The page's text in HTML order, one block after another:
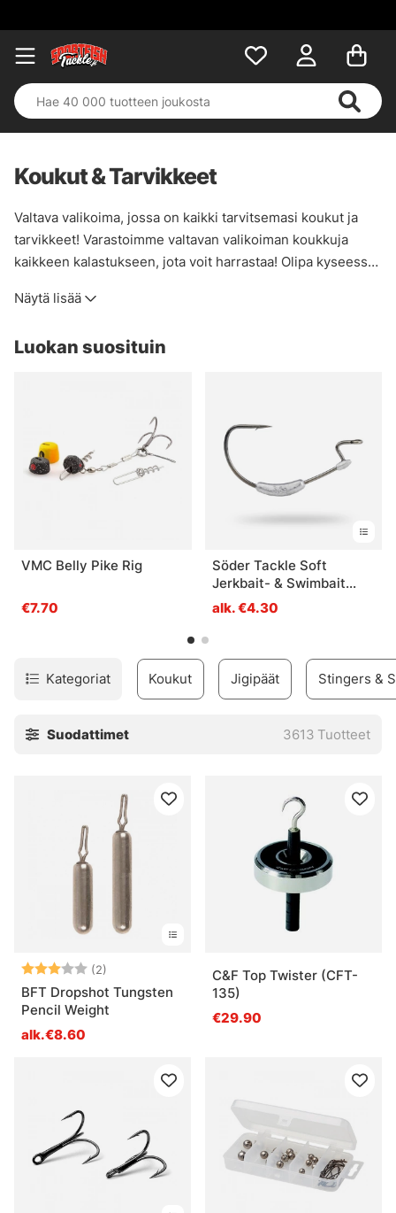
Koukut & Tarvikkeet
Valtava valikoima, jossa on kaikki tarvitsemasi koukut ja
tarvikkeet! Varastoimme valtavan valikoiman koukkuja
kaikkeen kalastukseen, jota voit harrastaa! Olipa kyseessä
kolmoiskoukku, löydät sen tästä kategoriasta!
Täältä löydät myös tarvikkeita kalastuspainojen, vaijerien,
kalastuskokemusta varten!
Näytä lisää
Luokan suosituin
VMC Belly Pike Rig
€7.70
Söder Tackle Soft
Jerkbait- & Swimbait
Hook (3-pack) - 5/0 3,5g
alk. €4.30
Kategoriat Koukut Jigipäät Stingers &
Suodattimet 3613 Tuotteet
Arvio: (2)
3.0 5:sta tähdestä
BFT Dropshot Tungsten
Pencil Weight
alk.€8.60
C&F Top Twister (CFT-
135)
€29.90